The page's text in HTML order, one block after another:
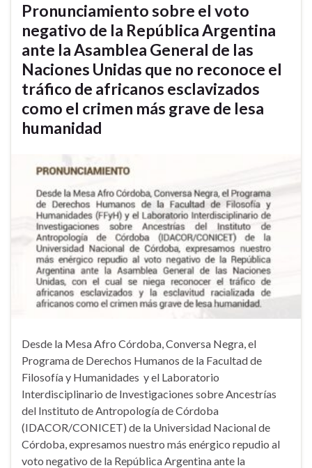
Pronunciamiento sobre el voto
negativo de la República Argentina
ante la Asamblea General de las
Naciones Unidas que no reconoce el
tráfico de africanos esclavizados
como el crimen más grave de lesa
humanidad
Desde la Mesa Afro Córdoba, Conversa Negra, el
Programa de Derechos Humanos de la Facultad de
Filosofía y Humanidades y el Laboratorio
Interdisciplinario de Investigaciones sobre Ancestrías
del Instituto de Antropología de Córdoba
(IDACOR/CONICET) de la Universidad Nacional de
Córdoba, expresamos nuestro más enérgico repudio al
voto negativo de la República Argentina ante la